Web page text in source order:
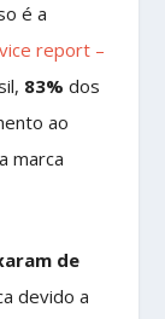
é a
report –
83% dos
ao
marca
de
devido a